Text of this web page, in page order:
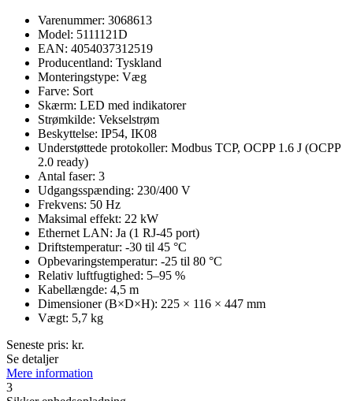
Varenummer: 3068613
Model: 5111121D
EAN: 4054037312519
Producentland: Tyskland
Monteringstype: Væg
Farve: Sort
Skærm: LED med indikatorer
Strømkilde: Vekselstrøm
Beskyttelse: IP54, IK08
Understøttede protokoller: Modbus TCP, OCPP 1.6 J (OCPP
2.0 ready)
Antal faser: 3
Udgangsspænding: 230/400 V
Frekvens: 50 Hz
Maksimal effekt: 22 kW
Ethernet LAN: Ja (1 RJ-45 port)
Driftstemperatur: -30 til 45 °C
Opbevaringstemperatur: -25 til 80 °C
Relativ luftfugtighed: 5–95 %
Kabellængde: 4,5 m
Dimensioner (B×D×H): 225 × 116 × 447 mm
Vægt: 5,7 kg
Seneste pris: kr.
Se detaljer
Mere information
3